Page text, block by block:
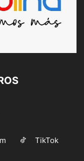
TikTok